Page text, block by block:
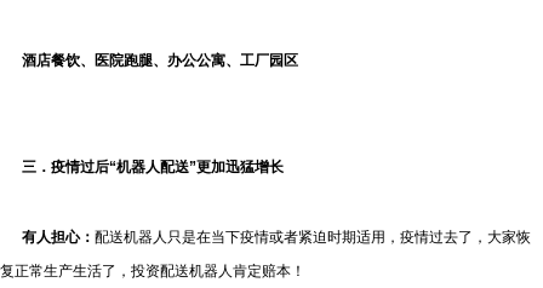
酒店餐饮、 医院跑腿、办公公寓、 工厂园区
三． 疫情过后“机器人配送”更加迅猛增长
有人担心： 配送机器人只是在当下疫情或者紧迫时期适用，疫情过去了，大家恢
复正常生产生活了，投资配送机器人肯定赔本！